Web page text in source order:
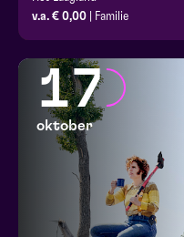
v.a. € 0,00 | Familie
17
oktober